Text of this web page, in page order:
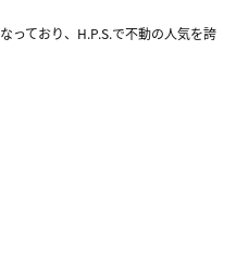
っており、H.P.S.で不動の人気を誇